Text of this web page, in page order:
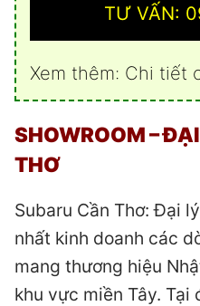
TƯ VẤN:
Xem thêm: Chi tiết
SHOWROOM –ĐẠI
THƠ
Subaru Cần Thơ: Đại
nhất kinh doanh các
mang thương hiệu
khu vực miền Tây. Tại